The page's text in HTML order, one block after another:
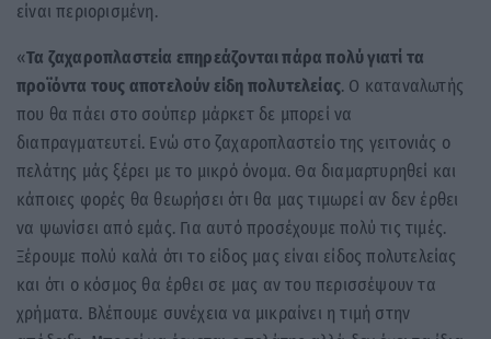
είναι περιορισμένη.
«Τα ζαχαροπλαστεία επηρεάζονται πάρα πολύ γιατί τα
προϊόντα τους αποτελούν είδη πολυτελείας. Ο καταναλωτής
που θα πάει στο σούπερ μάρκετ δε μπορεί να
διαπραγματευτεί. Ενώ στο ζαχαροπλαστείο της γειτονιάς ο
πελάτης μάς ξέρει με το μικρό όνομα. Θα διαμαρτυρηθεί και
κάποιες φορές θα θεωρήσει ότι θα μας τιμωρεί αν δεν έρθει
να ψωνίσει από εμάς. Για αυτό προσέχουμε πολύ τις τιμές.
Ξέρουμε πολύ καλά ότι το είδος μας είναι είδος πολυτελείας
και ότι ο κόσμος θα έρθει σε μας αν του περισσέψουν τα
χρήματα. Βλέπουμε συνέχεια να μικραίνει η τιμή στην